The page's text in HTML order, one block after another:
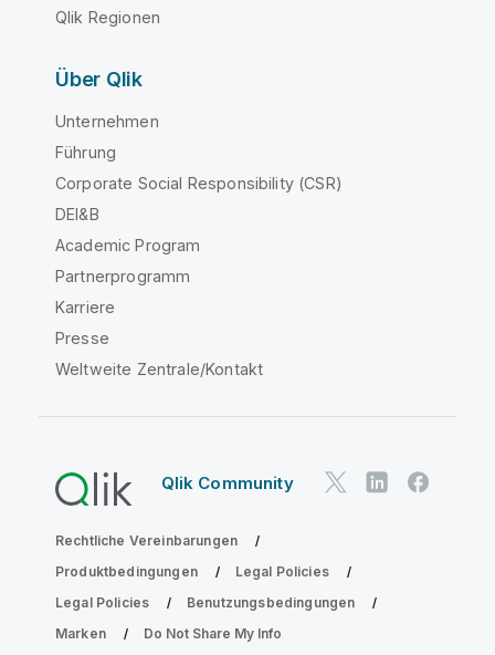
Qlik Regionen
Über Qlik
Unternehmen
Führung
Corporate Social Responsibility (CSR)
DEI&B
Academic Program
Partnerprogramm
Karriere
Presse
Weltweite Zentrale/Kontakt
Qlik Community
Rechtliche Vereinbarungen
Produktbedingungen
Legal Policies
Legal Policies
Benutzungsbedingungen
Marken
Do Not Share My Info